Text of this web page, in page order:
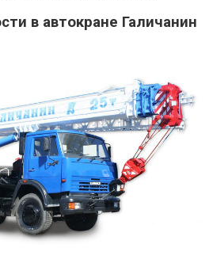
в автокране Галичанин